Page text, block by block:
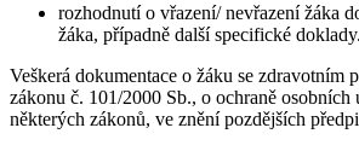
rozhodnutí o vřazení/ nevřazení žáka
žáka, případně další specifické doklady.
Veškerá dokumentace o žáku se zdravotním
zákonu č. 101/2000 Sb., o ochraně osobních
některých zákonů, ve znění pozdějších